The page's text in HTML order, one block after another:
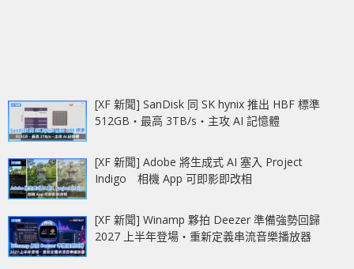
[XF 新聞] SanDisk 同 SK hynix 推出 HBF 標準
512GB‧最高 3TB/s‧主攻 AI 記憶體
[XF 新聞] Adobe 將生成式 AI 塞入 Project
Indigo 相機 App 可即影即改相
[XF 新聞] Winamp 夥拍 Deezer 準備強勢回歸
2027 上半年登場‧重新定義串流音樂播放器